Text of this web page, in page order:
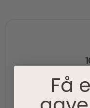
100% danskejet
Vi værner
Få